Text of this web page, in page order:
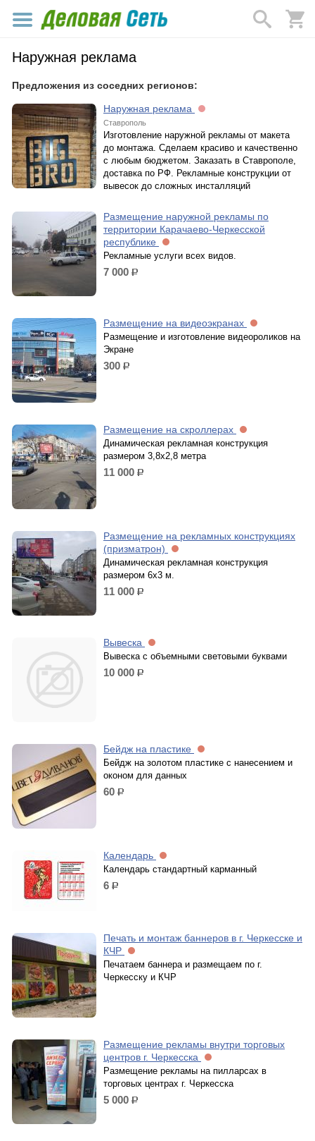
Наружная реклама
Предложения из соседних регионов:
Наружная реклама
Ставрополь
Изготовление наружной рекламы от макета
до монтажа. Сделаем красиво и качественно
с любым бюджетом. Заказать в Ставрополе,
доставка по РФ. Рекламные конструкции от
вывесок до сложных инсталляций
Размещение наружной рекламы по
территории Карачаево-Черкесской
республике
Рекламные услуги всех видов.
7 000 р.
Размещение на видеоэкранах
Размещение и изготовление видеороликов на
Экране
300 р.
Размещение на скроллерах
Динамическая рекламная конструкция
размером 3,8х2,8 метра
11 000 р.
Размещение на рекламных конструкциях
(призматрон)
Динамическая рекламная конструкция
размером 6х3 м.
11 000 р.
Вывеска
Вывеска с объемными световыми буквами
10 000 р.
Бейдж на пластике
Бейдж на золотом пластике с нанесением и
оконом для данных
60 р.
Календарь
Календарь стандартный карманный
6 р.
Печать и монтаж баннеров в г. Черкесске и
КЧР
Печатаем баннера и размещаем по г.
Черкесску и КЧР
Размещение рекламы внутри торговых
центров г. Черкесска
Размещение рекламы на пилларсах в
торговых центрах г. Черкесска
5 000 р.